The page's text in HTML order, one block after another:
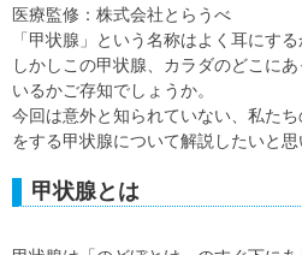
医療監修：株式会社とらうべ
「甲状腺」という名称はよく耳にする
しかしこの甲状腺、カラダのどこに
いるかご存知でしょうか。
今回は意外と知られていない、私た
をする甲状腺について解説したいと思
甲状腺とは